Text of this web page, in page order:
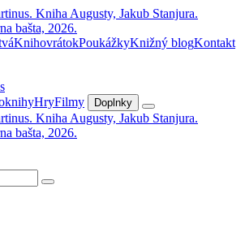
KnihovrátokPoukážkyKnižný blogKontakt
HryFilmy Doplnky